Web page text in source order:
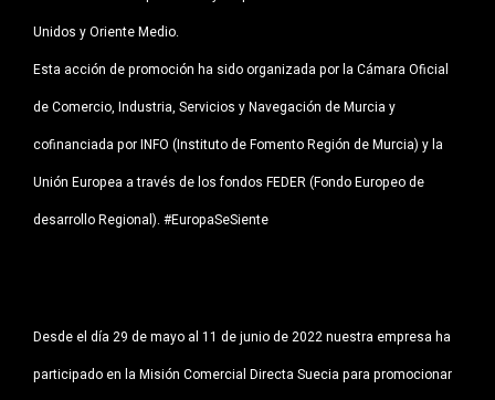
Unidos y Oriente Medio.
Esta acción de promoción ha sido organizada por la Cámara Oficial
de Comercio, Industria, Servicios y Navegación de Murcia y
cofinanciada por INFO (Instituto de Fomento Región de Murcia) y la
Unión Europea a través de los fondos FEDER (Fondo Europeo de
desarrollo Regional). #EuropaSeSiente
Desde el día 29 de mayo al 11 de junio de 2022 nuestra empresa ha
participado en la Misión Comercial Directa Suecia para promocionar